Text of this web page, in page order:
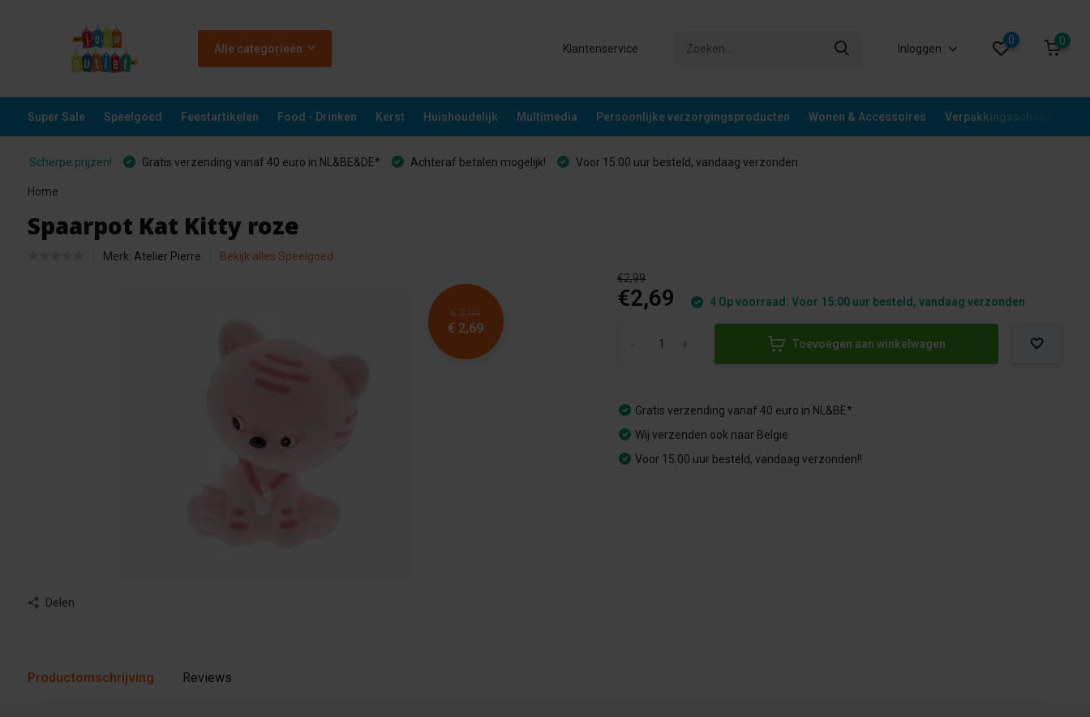
Alle categorieën Klantenservice Inloggen
0 0
Super Sale Speelgoed Feestartikelen Food - Drinken Kerst Huishoudelijk Multimedia Persoonlijke verzorgingsproducten Wonen & Accessoires Verpakkingsschade
Scherpe prijzen! Gratis verzending vanaf 40 euro in NL&BE&DE* Achteraf betalen mogelijk! Voor 15:00 uur besteld, vandaag verzonden
Home
Spaarpot Kat Kitty roze
Merk: Atelier Pierre Bekijk alles Speelgoed
€ 2,99
€ 2,69
Delen
€2,99
€2,69 4 Op voorraad: Voor 15:00 uur besteld, vandaag verzonden
Toevoegen aan winkelwagen
Gratis verzending vanaf 40 euro in NL&BE*
Wij verzenden ook naar Belgie
Voor 15.00 uur besteld, vandaag verzonden!!
Productomschrijving Reviews